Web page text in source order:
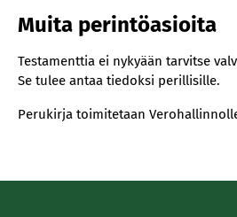
Muita perintöasioita
Testamenttia ei nykyään tarvitse
Se tulee antaa tiedoksi perillisille.
Perukirja toimitetaan